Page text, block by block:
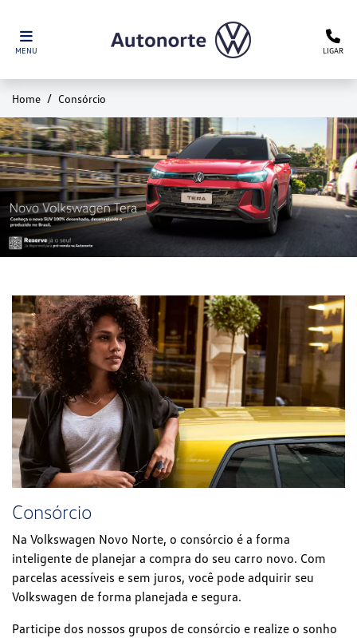
MENU LIGAR
Home Consórcio
Consórcio
Na Volkswagen Novo Norte, o consórcio é a forma
inteligente de planejar a compra do seu carro novo. Com
parcelas acessíveis e sem juros, você pode adquirir seu
Volkswagen de forma planejada e segura.
Participe dos nossos grupos de consórcio e realize o sonho